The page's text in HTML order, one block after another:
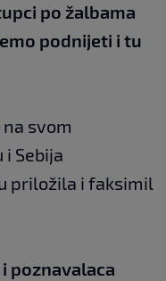
po žalbama
podnijeti i tu
svom
Sebija
priložila i faksimil
poznavalaca